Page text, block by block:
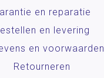
en reparatie
en levering
en voorwaarden
Retourneren